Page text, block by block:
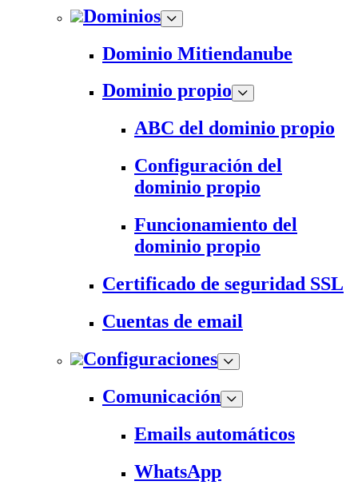
Dominios
Dominio Mitiendanube
Dominio propio
ABC del dominio propio
Configuración del
dominio propio
Funcionamiento del
dominio propio
Certificado de seguridad SSL
Cuentas de email
Configuraciones
Comunicación
Emails automáticos
WhatsApp